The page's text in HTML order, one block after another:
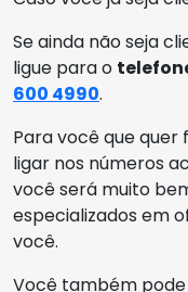
Se ainda não seja
ligue para o
600 4990.
Para você que quer
ligar nos números
você será muito
especializados em
você.
Você também pode